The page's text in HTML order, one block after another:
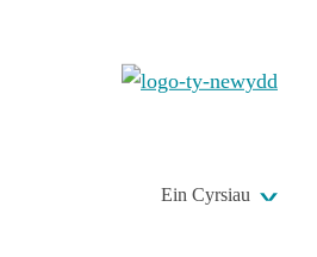
Ein Cyrsiau